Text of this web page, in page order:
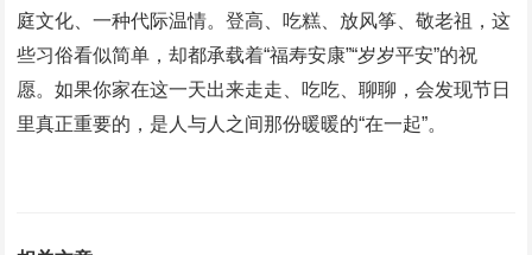
庭文化、一种代际温情。登高、吃糕、放风筝、敬老祖，这
些习俗看似简单，却都承载着“福寿安康”“岁岁平安”的祝
愿。如果你家在这一天出来走走、吃吃、聊聊，会发现节日
里真正重要的，是人与人之间那份暖暖的“在一起”。